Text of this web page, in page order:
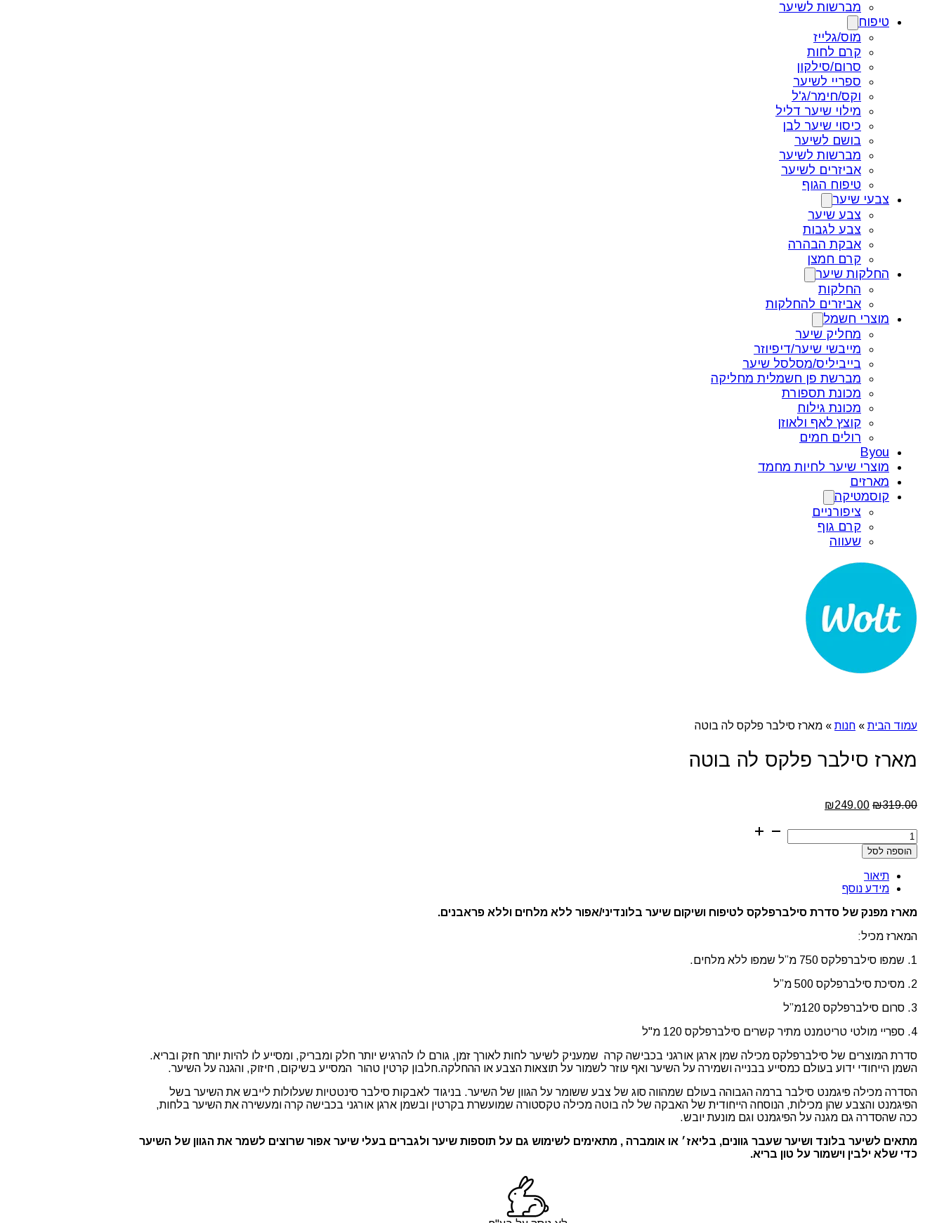
מברשות לשיער
טיפוח
מוס/גלייז
קרם לחות
סרום/סילקון
ספריי לשיער
וקס/חימר/ג'ל
מילוי שיער דליל
כיסוי שיער לבן
בושם לשיער
מברשות לשיער
אביזרים לשיער
טיפוח הגוף
צבעי שיער
צבע שיער
צבע לגבות
אבקת הבהרה
קרם חמצן
החלקות שיער
החלקות
אביזרים להחלקות
מוצרי חשמל
מחליק שיער
מייבשי שיער/דיפיוזר
בייביליס/מסלסל שיער
מברשת פן חשמלית מחליקה
מכונת תספורת
מכונת גילוח
קוצץ לאף ולאוזן
רולים חמים
Byou
מוצרי שיער לחיות מחמד
מארזים
קוסמטיקה
ציפורניים
קרם גוף
שעווה
עמוד הבית » חנות » מארז סילבר פלקס לה בוטה
מארז סילבר פלקס לה בוטה
₪319.00
המחיר
היה:
₪319.00.
₪249.00
הוא:
₪249.00.
כמות
של
מארז
פלקס
הוספה לסל
תיאור
מידע נוסף
מארז מפנק של סדרת סילברפלקס לטיפוח ושיקום שיער בלונדיני/אפור ללא מלחים וללא פראבנים.
המארז מכיל:
1. שמפו סילברפלקס 750 מ”ל שמפו ללא מלחים.
2. מסיכת סילברפלקס 500 מ”ל
3. סרום סילברפלקס 120מ”ל
4. ספריי מולטי טריטמנט מתיר קשרים סילברפלקס 120 מ"ל
סדרת המוצרים של סילברפלקס מכילה שמן ארגן אורגני בכבישה קרה שמעניק לשיער לחות לאורך זמן, גורם לו להרגיש יותר חלק ומבריק, ומסייע לו להיות יותר חזק ובריא.
השמן הייחודי ידוע בעולם כמסייע בבנייה ושמירה על השיער ואף עוזר לשמור על תוצאות הצבע או ההחלקה.חלבון קרטין טהור המסייע בשיקום, חיזוק, והגנה על השיער.
הסדרה מכילה פיגמנט סילבר ברמה הגבוהה בעולם שמהווה סוג של צבע ששומר על הגוון של השיער. בניגוד לאבקות סילבר סינטטיות שעלולות לייבש את השיער בשל
הפיגמנט והצבע שהן מכילות, הנוסחה הייחודית של האבקה של לה בוטה מכילה טקסטורה שמועשרת בקרטין ובשמן ארגן אורגני בכבישה קרה ומעשירה את השיער בלחות,
ככה שהסדרה גם מגנה על הפיגמנט וגם מונעת יובש.
מתאים לשיער בלונד ושיער שעבר גוונים, בליאז׳ או אומברה , מתאימים לשימוש גם על תוספות שיער ולגברים בעלי שיער אפור שרוצים לשמר את הגוון של השיער
כדי שלא ילבין וישמור על טון בריא.